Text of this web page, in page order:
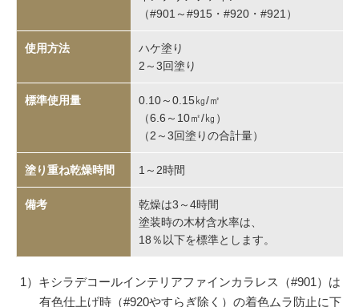
（#901～#915・#920・#921）
ハケ塗り
2～3回塗り
0.10～0.15㎏/㎡
（6.6～10㎡/㎏）
（2～3回塗りの合計量）
1～2時間
乾燥は3～4時間
塗装時の木材含水率は、
18％以下を標準とします。
1）キシラデコールインテリアファインカラレス（#901）は
有色仕上げ時（#920やすらぎ除く）の着色ムラ防止に下